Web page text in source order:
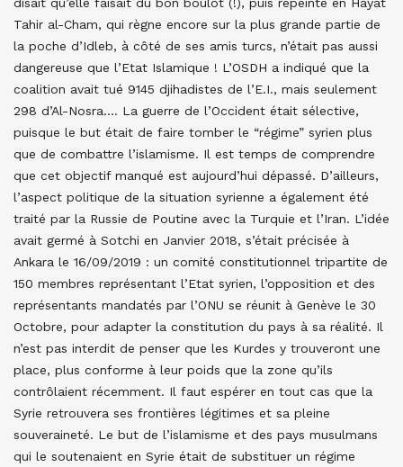
disait qu’elle faisait du bon boulot (!), puis repeinte en Hayat
Tahir al-Cham, qui règne encore sur la plus grande partie de
la poche d’Idleb, à côté de ses amis turcs, n’était pas aussi
dangereuse que l’Etat Islamique ! L’OSDH a indiqué que la
coalition avait tué 9145 djihadistes de l’E.I., mais seulement
298 d’Al-Nosra…. La guerre de l’Occident était sélective,
puisque le but était de faire tomber le “régime” syrien plus
que de combattre l’islamisme. Il est temps de comprendre
que cet objectif manqué est aujourd’hui dépassé. D’ailleurs,
l’aspect politique de la situation syrienne a également été
traité par la Russie de Poutine avec la Turquie et l’Iran. L’idée
avait germé à Sotchi en Janvier 2018, s’était précisée à
Ankara le 16/09/2019 : un comité constitutionnel tripartite de
150 membres représentant l’Etat syrien, l’opposition et des
représentants mandatés par l’ONU se réunit à Genève le 30
Octobre, pour adapter la constitution du pays à sa réalité. Il
n’est pas interdit de penser que les Kurdes y trouveront une
place, plus conforme à leur poids que la zone qu’ils
contrôlaient récemment. Il faut espérer en tout cas que la
Syrie retrouvera ses frontières légitimes et sa pleine
souveraineté. Le but de l’islamisme et des pays musulmans
qui le soutenaient en Syrie était de substituer un régime